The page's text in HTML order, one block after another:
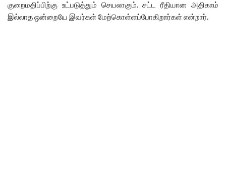
குறைமதிப்பிற்கு உட்படுத்தும் செயலாகும். சட்ட ரீதியான அதிகாம்
இல்லாத ஒன்றையே இவர்கள் மேற்கொள்ளப்போகிறார்கள் என்றார்.